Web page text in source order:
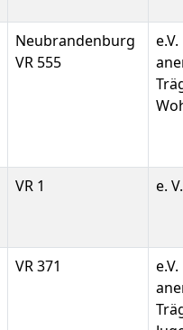
Neubrandenburg
VR 555
VR 1 e. V.
VR 371